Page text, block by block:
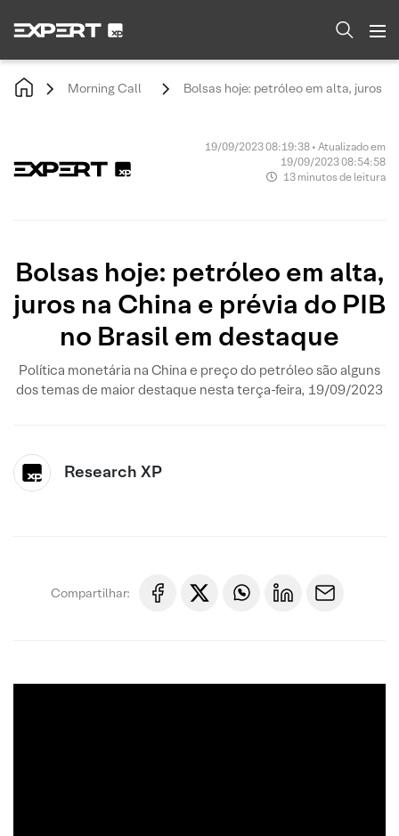
Morning Call Bolsas hoje: petróleo em alta, juros
19/09/2023 08:19:38 • Atualizado em
19/09/2023 08:54:58
13 minutos de leitura
Bolsas hoje: petróleo em alta,
juros na China e prévia do PIB
no Brasil em destaque
Política monetária na China e preço do petróleo são alguns
dos temas de maior destaque nesta terça-feira, 19/09/2023
Research XP
Compartilhar: